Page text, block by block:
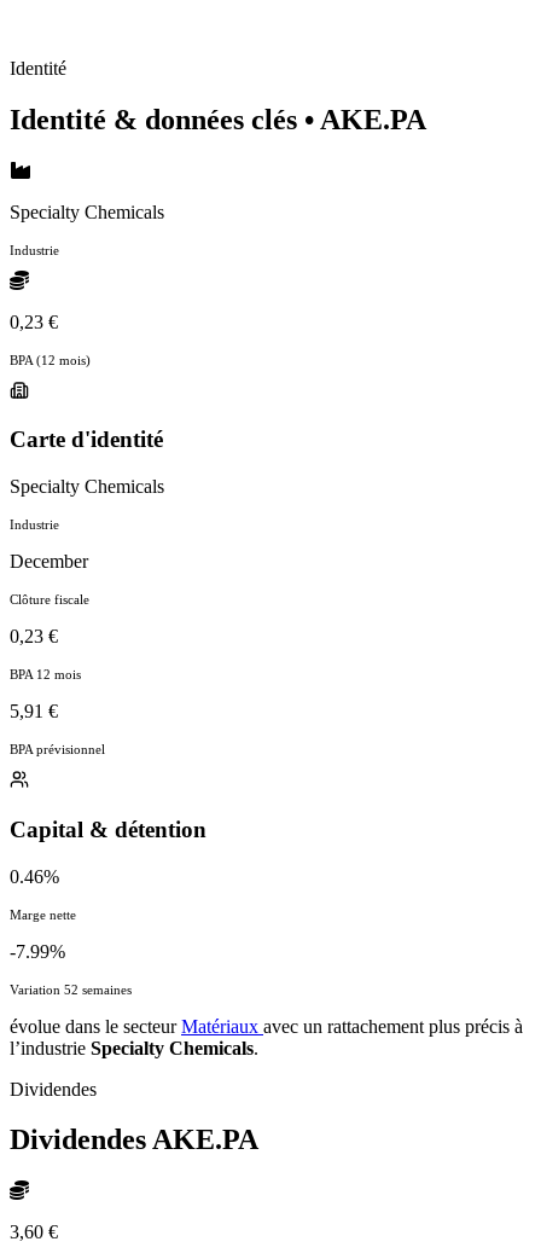
Identité
Identité & données clés • AKE.PA
Specialty Chemicals
Industrie
0,23 €
BPA (12 mois)
Carte d'identité
Specialty Chemicals
Industrie
December
Clôture fiscale
0,23 €
BPA 12 mois
5,91 €
BPA prévisionnel
Capital & détention
0.46%
Marge nette
-7.99%
Variation 52 semaines
évolue dans le secteurMatériaux avec un rattachement plus précis à
l’industrie Specialty Chemicals.
Dividendes
DividendesAKE.PA
3,60 €